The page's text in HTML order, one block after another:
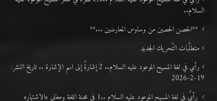
**الحصن الحصين من وساوس المعارضين ...**
متطلَّبات التّحريك الجديد
رأيٌ في لغة المسيح الموعود عليه السلام ..1 في محنة اللغة ومعاني «الاشتهار»
الحقيقة العرشية ..قراءةٌ نقدية في مقالات المتقدمين